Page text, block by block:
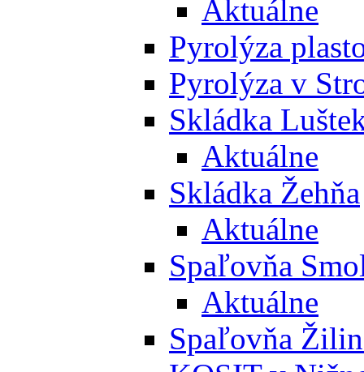
Aktuálne
Pyrolýza
Pyrolýza v
Skládka
Aktuálne
Skládka Žehňa
Aktuálne
Spaľovňa
Aktuálne
Spaľovňa